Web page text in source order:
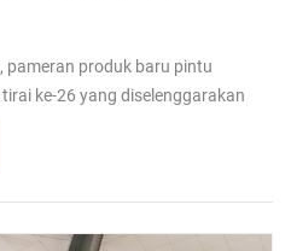
pameran produk baru pintu
ke-26 yang diselenggarakan
tirai aluminium dari asosiasi
dengan megah di pameran